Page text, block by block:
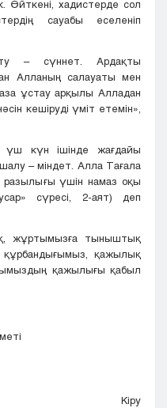
Өйткені, хадистерде сол
сауабы еселеніп
– сүннет. Ардақты
Алланың салауаты мен
ұстау арқылы Алладан
кешіруді үміт етемін»,
үш күн ішінде жағдайы
– міндет. Алла Тағала
разылығы үшін намаз оқы
сүресі, 2-аят) деп
жұртымызға тыныштық
құрбандығымыз, қажылық
қажылығы қабыл
Кіру